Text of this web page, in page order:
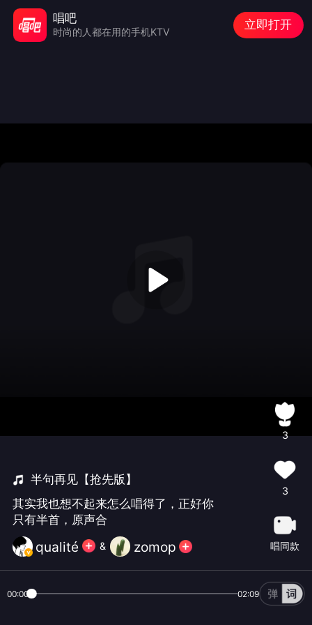
半句再见【抢先版】
其实我也想不起来怎么唱得了，正好你
只有半首，原声合
qualité & zomop
3
3
唱同款
00:00 02:09
唱吧
时尚的人都在用的手机KTV
立即打开